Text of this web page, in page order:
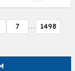
7 ... 1498